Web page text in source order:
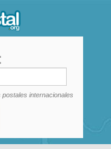
internacionales